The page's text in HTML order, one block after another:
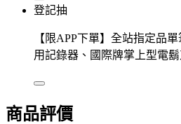
登記抽
【限APP下單】全站指定品
用記錄器、國際牌掌上型電
商品評價